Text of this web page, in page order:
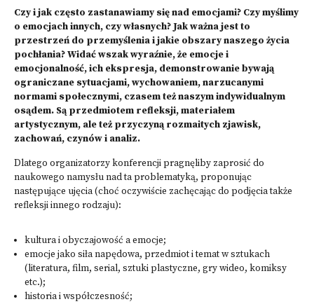
Czy i jak często zastanawiamy się nad emocjami? Czy myślimy
o emocjach innych, czy własnych? Jak ważna jest to
przestrzeń do przemyślenia i jakie obszary naszego życia
pochłania? Widać wszak wyraźnie, że emocje i
emocjonalność, ich ekspresja, demonstrowanie bywają
ograniczane sytuacjami, wychowaniem, narzucanymi
normami społecznymi, czasem też naszym indywidualnym
osądem. Są przedmiotem refleksji, materiałem
artystycznym, ale też przyczyną rozmaitych zjawisk,
zachowań, czynów i analiz.
Dlatego organizatorzy konferencji pragnęliby zaprosić do
naukowego namysłu nad ta problematyką, proponując
następujące ujęcia (choć oczywiście zachęcając do podjęcia także
refleksji innego rodzaju):
kultura i obyczajowość a emocje;
emocje jako siła napędowa, przedmiot i temat w sztukach
(literatura, film, serial, sztuki plastyczne, gry wideo, komiksy
etc.);
historia i współczesność;